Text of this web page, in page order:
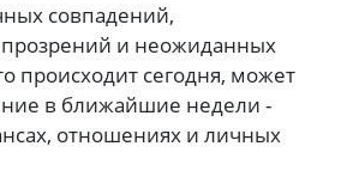
совпадений,
и неожиданных
происходит сегодня, может
в ближайшие недели -
отношениях и личных